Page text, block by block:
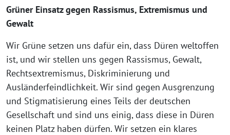
Grüner Einsatz gegen Rassismus, Extremismus und
Gewalt
Wir Grüne setzen uns dafür ein, dass Düren weltoffen
ist, und wir stellen uns gegen Rassismus, Gewalt,
Rechtsextremismus, Diskriminierung und
Ausländerfeindlichkeit. Wir sind gegen Ausgrenzung
und Stigmatisierung eines Teils der deutschen
Gesellschaft und sind uns einig, dass diese in Düren
keinen Platz haben dürfen. Wir setzen ein klares